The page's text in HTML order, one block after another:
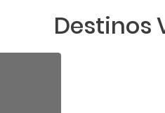
Destinos